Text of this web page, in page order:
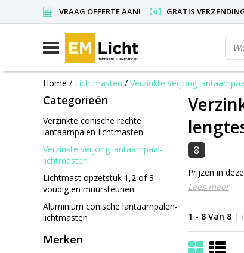
VRAAG OFFERTE AAN! GRATIS
Home / Lichtmasten / Verzinkte verjong
Categorieën
Verzinkte conische rechte
lantaarnpalen-lichtmasten
Verzinkte verjong lantaarnpaal-
lichtmasten
Lichtmast opzetstuk 1,2 of 3
voudig en muursteunen
Aluminium conische lantaarnpalen-
lichtmasten
Merken
8
Prijzen in
Lees meer
1 - 8 Van 8 |